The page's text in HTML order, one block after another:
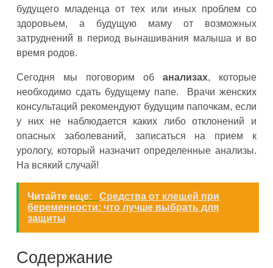
будущего младенца от тех или иных проблем со
здоровьем, а будущую маму от возможных
затруднений в период вынашивания малыша и во
время родов.
Сегодня мы поговорим об анализах, которые
необходимо сдать будущему папе. Врачи женских
консультаций рекомендуют будущим папочкам, если
у них не наблюдается каких либо отклонений и
опасных заболеваний, записаться на прием к
урологу, который назначит определенные анализы.
На всякий случай!
Читайте еще:
Средства от клещей при
беременности: что лучше выбрать для
защиты
Содержание